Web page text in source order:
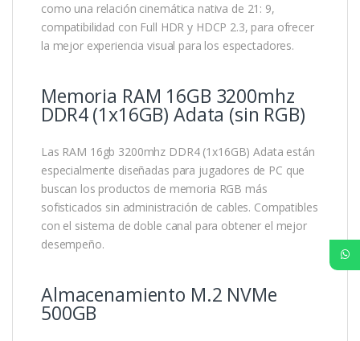
como una relación cinemática nativa de 21: 9,
compatibilidad con Full HDR y HDCP 2.3, para ofrecer
la mejor experiencia visual para los espectadores.
Memoria RAM 16GB 3200mhz
DDR4 (1x16GB) Adata (sin RGB)
Las RAM 16gb 3200mhz DDR4 (1x16GB) Adata están
especialmente diseñadas para jugadores de PC que
buscan los productos de memoria RGB más
sofisticados sin administración de cables. Compatibles
con el sistema de doble canal para obtener el mejor
desempeño.
Almacenamiento M.2 NVMe
500GB